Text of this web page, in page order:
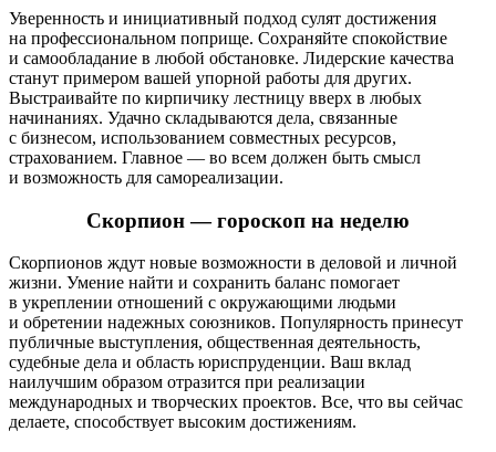
Уверенность и инициативный подход сулят достижения
на профессиональном поприще. Сохраняйте спокойствие
и самообладание в любой обстановке. Лидерские качества
станут примером вашей упорной работы для других.
Выстраивайте по кирпичику лестницу вверх в любых
начинаниях. Удачно складываются дела, связанные
с бизнесом, использованием совместных ресурсов,
страхованием. Главное — во всем должен быть смысл
и возможность для самореализации.
Скорпион — гороскоп на неделю
Скорпионов ждут новые возможности в деловой и личной
жизни. Умение найти и сохранить баланс помогает
в укреплении отношений с окружающими людьми
и обретении надежных союзников. Популярность принесут
публичные выступления, общественная деятельность,
судебные дела и область юриспруденции. Ваш вклад
наилучшим образом отразится при реализации
международных и творческих проектов. Все, что вы сейчас
делаете, способствует высоким достижениям.